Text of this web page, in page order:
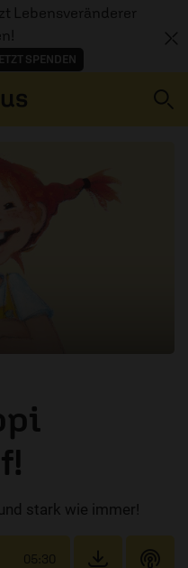
Lebensveränderer
SPENDEN
stark wie immer!
05:30